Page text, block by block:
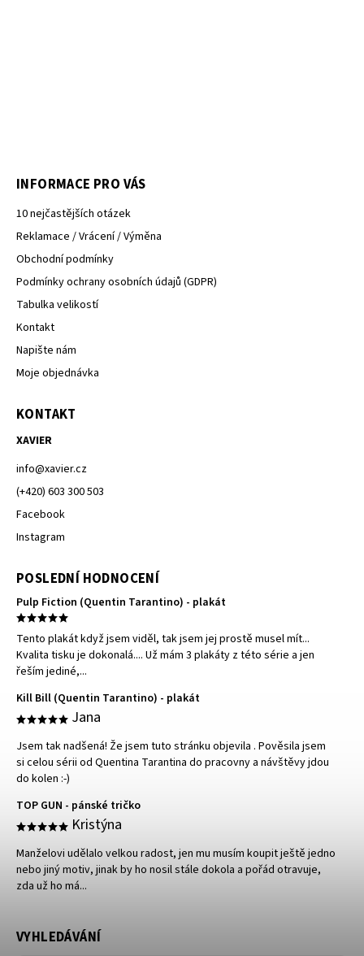
INFORMACE PRO VÁS
10 nejčastějších otázek
Reklamace / Vrácení / Výměna
Obchodní podmínky
Podmínky ochrany osobních údajů (GDPR)
Tabulka velikostí
Kontakt
Napište nám
Moje objednávka
KONTAKT
XAVIER
info@xavier.cz
(+420) 603 300 503
Facebook
Instagram
POSLEDNÍ HODNOCENÍ
Pulp Fiction (Quentin Tarantino) - plakát
Tento plakát když jsem viděl, tak jsem jej prostě musel mít...
Kvalita tisku je dokonalá.... Už mám 3 plakáty z této série a jen
řeším jediné,...
Kill Bill (Quentin Tarantino) - plakát
Jana
Jsem tak nadšená! Že jsem tuto stránku objevila . Pověsila jsem
si celou sérii od Quentina Tarantina do pracovny a návštěvy jdou
do kolen :-)
TOP GUN - pánské tričko
Kristýna
Manželovi udělalo velkou radost, jen mu musím koupit ještě jedno
nebo jiný motiv, jinak by ho nosil stále dokola a pořád otravuje,
zda už ho má...
VYHLEDÁVÁNÍ